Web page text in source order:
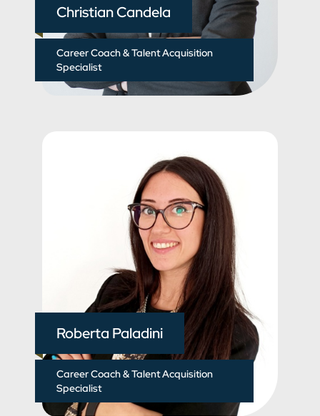
Christian Candela
Career Coach & Talent Acquisition
Specialist
Roberta Paladini
Career Coach & Talent Acquisition
Specialist